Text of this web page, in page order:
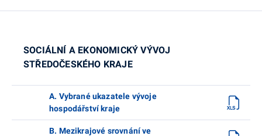
SOCIÁLNÍ A EKONOMICKÝ VÝVOJ
STŘEDOČESKÉHO KRAJE
A. Vybrané ukazatele vývoje
hospodářství kraje
B. Mezikrajové srovnání ve